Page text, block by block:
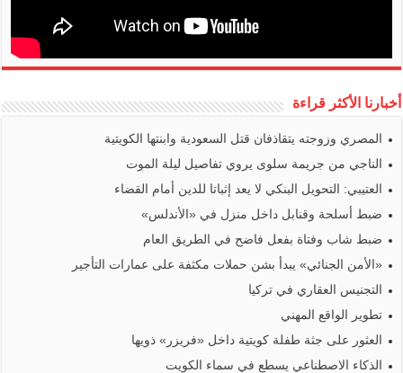
أخبارنا الأكثر قراءة
المصري وزوجته يتقاذفان قتل السعودية وابنتها الكويتية
الناجي من جريمة سلوى يروي تفاصيل ليلة الموت
العتيبي: التحويل البنكي لا يعد إثباتا للدين أمام القضاء
ضبط أسلحة وقنابل داخل منزل في «الأندلس»
ضبط شاب وفتاة بفعل فاضح في الطريق العام
«الأمن الجنائي» يبدأ بشن حملات مكثفة على عمارات التأجير
التجنيس العقاري في تركيا
تطوير الواقع المهني
العثور على جثة طفلة كويتية داخل «فريزر» ذويها
الذكاء الاصطناعي يسطع في سماء الكويت